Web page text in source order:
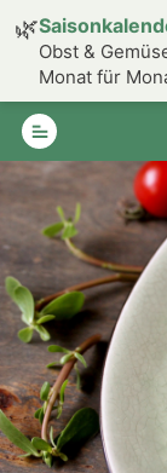
🌿
Obst &
Monat für